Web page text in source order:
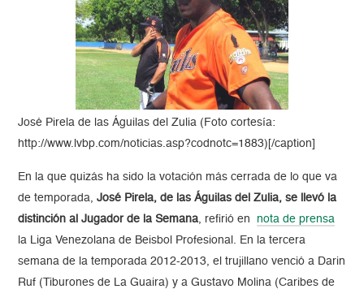
José Pirela de las Águilas del Zulia (Foto cortesía:
http://www.lvbp.com/noticias.asp?codnotc=1883)[/caption]
En la que quizás ha sido la votación más cerrada de lo que va
de temporada,José Pirela, de las Águilas del Zulia, se llevó la
distinción al Jugador de la Semana , refirió ennota de prensa
la Liga Venezolana de Beisbol Profesional. En la tercera
semana de la temporada 2012-2013, el trujillano venció a Darin
Ruf (Tiburones de La Guaira) y a Gustavo Molina (Caribes de